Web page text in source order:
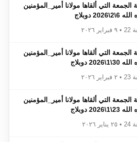
الجمعة التي ألقاها مولانا أمير_المؤمنين​​​​​​
دوبلاج
٢٠٢٦
الجمعة التي ألقاها مولانا أمير_المؤمنين​​​​​​
دوبلاج
٢٠٢٦
الجمعة التي ألقاها مولانا أمير_المؤمنين​​​​​​
دوبلاج
٢٠٢٦